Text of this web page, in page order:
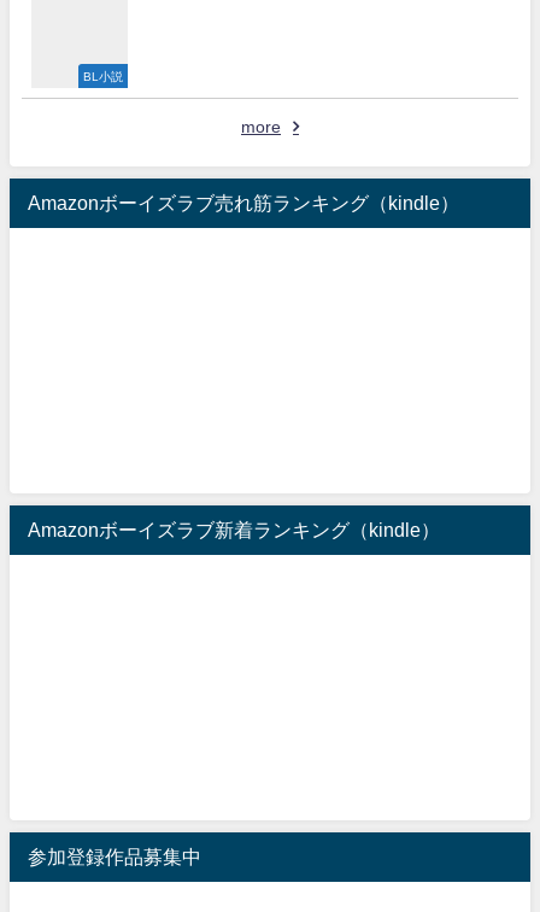
BL小説
more
Amazonボーイズラブ売れ筋ランキング（kindle）
Amazonボーイズラブ新着ランキング（kindle）
参加登録作品募集中